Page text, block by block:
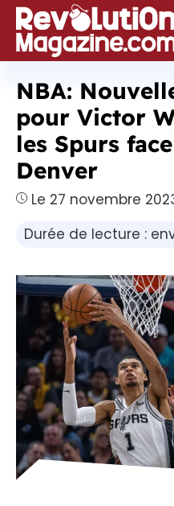
Aller
au
contenu
NBA:
pour Victor
les Spurs
Denver
Le 27 novembre
Durée de lecture :